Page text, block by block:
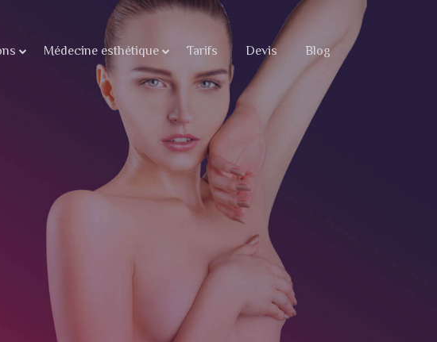
Médecine esthétique Tarifs Devis Blog